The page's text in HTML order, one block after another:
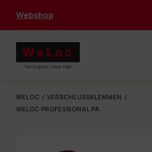
Webshop
WELOC / VERSCHLUSSKLEMMEN /
WELOC PROFESSIONAL PA